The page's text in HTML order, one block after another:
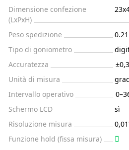
Dimensione confezione
(LxPxH)
Peso spedizione
Tipo di goniometro
Accuratezza
Unità di misura
Intervallo operativo
Schermo LCD
sì
Risoluzione misura
Funzione hold (fissa misura)